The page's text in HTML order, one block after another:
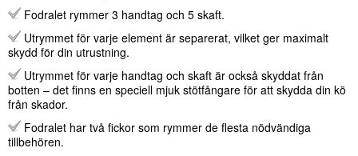
Fodralet rymmer 3 handtag och 5 skaft.
Utrymmet för varje element är separerat, vilket ger maximalt
skydd för din utrustning.
Utrymmet för varje handtag och skaft är också skyddat från
botten – det finns en speciell mjuk stötfångare för att skydda din kö
från skador.
Fodralet har två fickor som rymmer de flesta nödvändiga
tillbehören.